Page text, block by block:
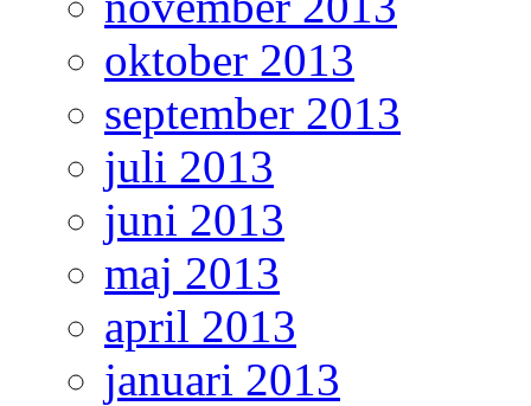
oktober 2013
september 2013
juli 2013
juni 2013
maj 2013
april 2013
januari 2013